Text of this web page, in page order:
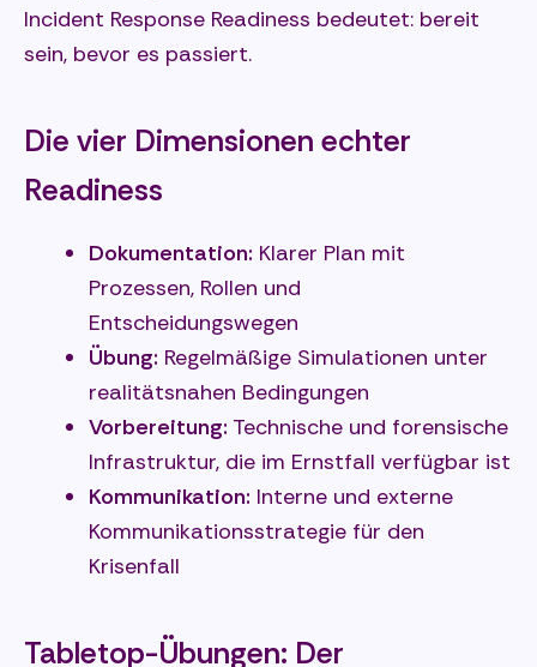
Incident Response Readiness bedeutet: bereit
sein, bevor es passiert.
Die vier Dimensionen echter
Readiness
Dokumentation: Klarer Plan mit
Prozessen, Rollen und
Entscheidungswegen
Übung: Regelmäßige Simulationen unter
realitätsnahen Bedingungen
Vorbereitung: Technische und forensische
Infrastruktur, die im Ernstfall verfügbar ist
Kommunikation: Interne und externe
Kommunikationsstrategie für den
Krisenfall
Tabletop-Übungen: Der